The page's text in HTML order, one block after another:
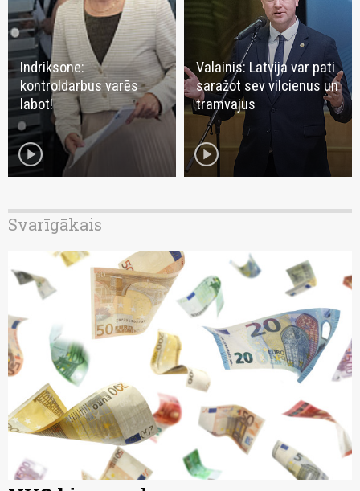
Indriksone:
kontroldarbus varēs
labot!
play_circle
Valainis: Latvija var pati
saražot sev vilcienus un
tramvajus
play_circle
Svarīgākais